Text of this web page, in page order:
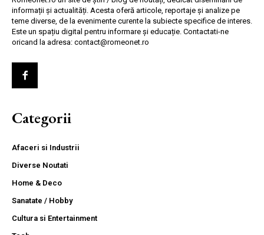
informații și actualități. Acesta oferă articole, reportaje și analize pe
teme diverse, de la evenimente curente la subiecte specifice de interes.
Este un spațiu digital pentru informare și educație. Contactati-ne
oricand la adresa: contact@romeonet.ro
Categorii
Afaceri si Industrii
Diverse Noutati
Home & Deco
Sanatate / Hobby
Cultura si Entertainment